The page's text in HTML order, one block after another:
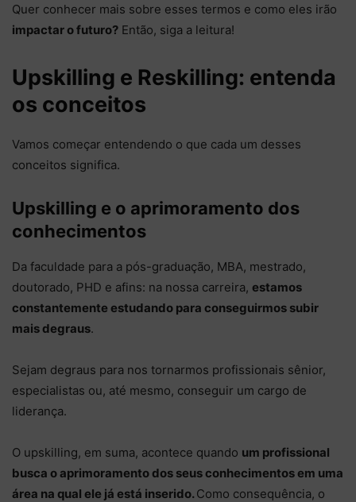
Quer conhecer mais sobre esses termos e como eles irão
impactar o futuro? Então, siga a leitura!
Upskilling e Reskilling: entenda
os conceitos
Vamos começar entendendo o que cada um desses
conceitos significa.
Upskilling e o aprimoramento dos
conhecimentos
Da faculdade para a pós-graduação, MBA, mestrado,
doutorado, PHD e afins: na nossa carreira, estamos
constantemente estudando para conseguirmos subir
mais degraus.
Sejam degraus para nos tornarmos profissionais sênior,
especialistas ou, até mesmo, conseguir um cargo de
liderança.
O upskilling, em suma, acontece quando um profissional
busca o aprimoramento dos seus conhecimentos em uma
área na qual ele já está inserido. Como consequência, o